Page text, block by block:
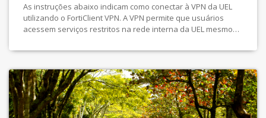
As instruções abaixo indicam como conectar à VPN da UEL
utilizando o FortiClient VPN. A VPN permite que usuários
acessem serviços restritos na rede interna da UEL mesmo
está disponível a servidores, estudantes e docentes da
impressa e versão […]